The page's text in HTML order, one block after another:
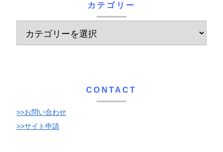
カテゴリー
CONTACT
>>お問い合わせ
>>サイト申請